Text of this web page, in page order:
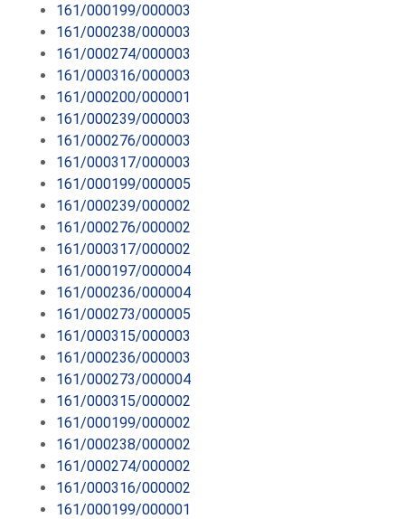
161/000199/000003
161/000238/000003
161/000274/000003
161/000316/000003
161/000200/000001
161/000239/000003
161/000276/000003
161/000317/000003
161/000199/000005
161/000239/000002
161/000276/000002
161/000317/000002
161/000197/000004
161/000236/000004
161/000273/000005
161/000315/000003
161/000236/000003
161/000273/000004
161/000315/000002
161/000199/000002
161/000238/000002
161/000274/000002
161/000316/000002
161/000199/000001